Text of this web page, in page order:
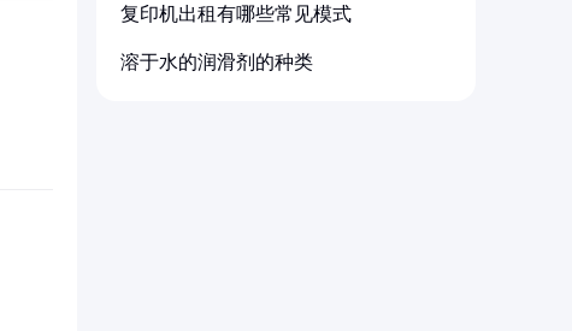
复印机出租有哪些常见模式
溶于水的润滑剂的种类